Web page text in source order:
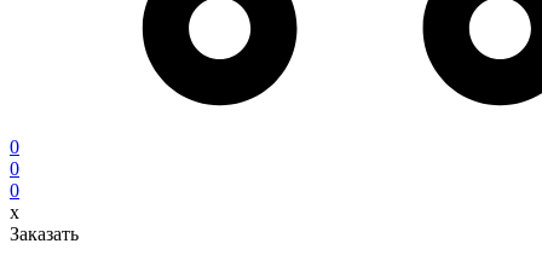
0
0
0
x
Заказать